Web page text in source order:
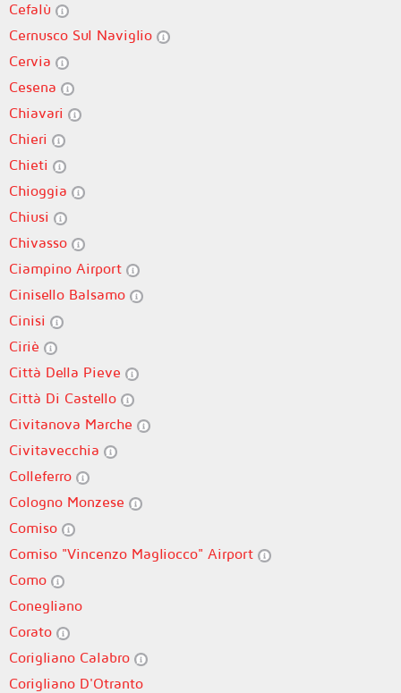
Cefalù
Cernusco Sul Naviglio
Cervia
Cesena
Chiavari
Chieri
Chieti
Chioggia
Chiusi
Chivasso
Ciampino Airport
Cinisello Balsamo
Cinisi
Ciriè
Città Della Pieve
Città Di Castello
Civitanova Marche
Civitavecchia
Colleferro
Cologno Monzese
Comiso
Comiso "Vincenzo Magliocco" Airport
Como
Conegliano
Corato
Corigliano Calabro
Corigliano D'Otranto